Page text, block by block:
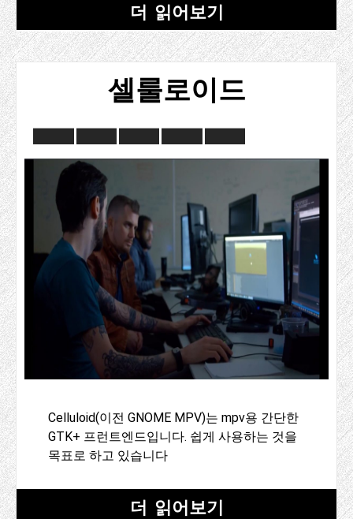
더 읽어보기
셀룰로이드
Celluloid(이전 GNOME MPV)는 mpv용 간단한
GTK+ 프런트엔드입니다. 쉽게 사용하는 것을
목표로 하고 있습니다
더 읽어보기